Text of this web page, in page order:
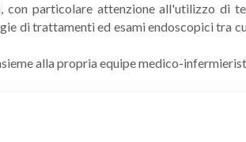
particolare attenzione all'utilizzo di
di trattamenti ed esami endoscopici tra
alla propria equipe medico-